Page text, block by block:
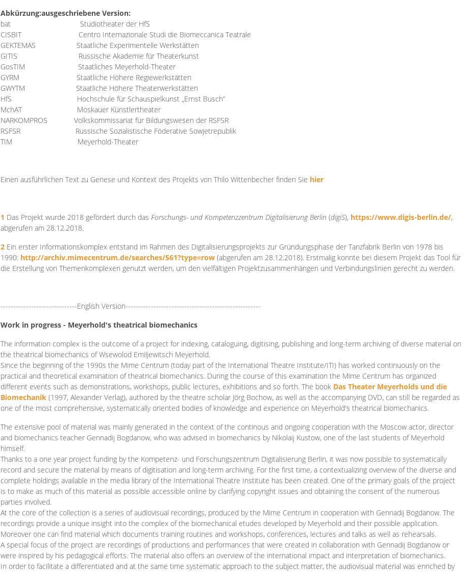
Abkürzung:ausgeschriebene Version:
bat
Studiotheater der HfS
CISBIT
Centro Internazionale Studi die Biomeccanica Teatrale
GEKTEMAS
Staatliche Experimentelle Werkstätten
GITIS
Russische Akademie für Theaterkunst
GosTIM
Staatliches Meyerhold-Theater
GYRM
Staatliche Höhere Regiewerkstätten
GWYTM
Staatliche Höhere Theaterwerkstätten
HfS
Hochschule für Schauspielkunst „Ernst Busch“
MchAT
Moskauer Künstlertheater
NARKOMPROS
Volkskommissariat für Bildungswesen der RSFSR
RSFSR
Russische Sozialistische Föderative Sowjetrepublik
TIM Meyerhold-Theater
Einen ausführlichen Text zu Genese und Kontext des Projekts von Thilo Wittenbecher finden Sie hier
1 Das Projekt wurde 2018 gefördert durch das Forschungs- und Kompetenzzentrum DigitalisierungBerlin (digiS), https://www.digis-berlin.de/,
abgerufen am 28.12.2018.
2 Ein erster Informationskomplex entstand im Rahmen des Digitalisierungsprojekts zur Gründungsphase der Tanzfabrik Berlin von 1978 bis
1990: http://archiv.mimecentrum.de/searches/561?type=row (abgerufen am 28.12.2018). Erstmalig konnte bei diesem Projekt das Tool für
die Erstellung von Themenkomplexen genutzt werden, um den vielfältigen Projektzusammenhängen und Verbindungslinien gerecht zu werden.
------------------------------English Version-----------------------------------------------------
Work in progress - Meyerhold's theatrical biomechanics
The information complex is the outcome of a project for indexing, cataloguing, digitising, publishing and long-term archiving of diverse material on
the theatrical biomechanics of Wsewolod Emiljewitsch Meyerhold.
Since the beginning of the 1990s the Mime Centrum (today part of the International Theatre Institute/ITI) has worked continuously on the
practical and theoretical examination of theatrical biomechanics. During the course of this examination the Mime Centrum has organized
different events such as demonstrations, workshops, public lectures, exhibitions and so forth. The book Das Theater Meyerholds und die
Biomechanik (1997, Alexander Verlag), authored by the theatre scholar Jörg Bochow, as well as the accompanying DVD, can still be regarded as
one of the most comprehensive, systematically oriented bodies of knowledge and experience on Meyerhold's theatrical biomechanics.
The extensive pool of material was mainly generated in the context of the continous and ongoing cooperation with the Moscow actor, director
and biomechanics teacher Gennadij Bogdanow, who was advised in biomechanics by Nikolaij Kustow, one of the last students of Meyerhold
himself.
Thanks to a one year project funding by the Kompetenz- und Forschungszentrum Digitalisierung Berlin, it was now possible to systematically
record and secure the material by means of digitisation and long-term archiving. For the first time, a contextualizing overview of the diverse and
complete holdings available in the media library of the International Theatre Institute has been created. One of the primary goals of the project
is to make as much of this material as possible accessible online by clarifying copyright issues and obtaining the consent of the numerous
parties involved.
At the core of the collection is a series of audiovisual recordings, produced by the Mime Centrum in cooperation with Gennadij Bogdanow. The
recordings provide a unique insight into the complex of the biomechanical etudes developed by Meyerhold and their possible application.
Moreover one can find material which documents training routines and workshops, conferences, lectures and talks as well as rehearsals.
A special focus of the project are recordings of productions and performances that were created in collaboration with Gennadij Bogdanow or
were inspired by his pedagogical efforts. The material also offers an overview of the international impact and interpretation of biomechanics.
In order to facilitate a differentiated and at the same time systematic approach to the subject matter, the audiovisual material was enriched by